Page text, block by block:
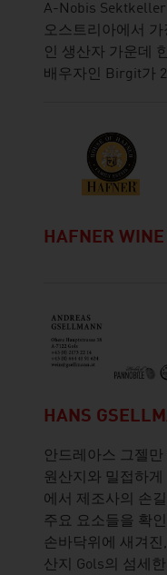
A-Nobis
오스트리아에서
인 생산자 가운데
배우자인 Birgit가
HAFNER
HANS
안드레아스 그젤
원산지와 밀접하
에서 제조사의 손
주요 요소들을 확
손바닥위에 새겨
산지 Gols의 섬세